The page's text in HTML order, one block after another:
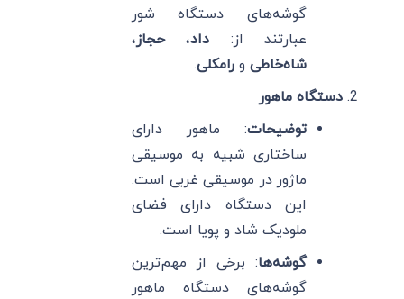
گوشه‌های دستگاه شور
عبارتند از: داد،حجاز،
شاه‌خاطی و رامکلی.
دستگاه ماهور
توضیحات: ماهور دارای
ساختاری شبیه به موسیقی
ماژور در موسیقی غربی است.
این دستگاه دارای فضای
ملودیک شاد و پویا است.
گوشه‌ها: برخی از مهم‌ترین
گوشه‌های دستگاه ماهور